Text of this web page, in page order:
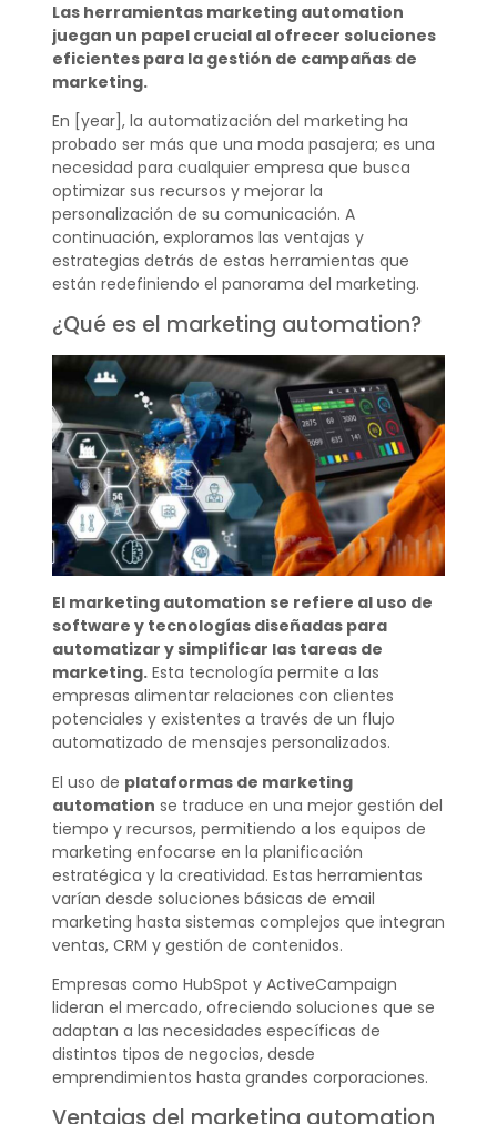
Las herramientas marketing automation
juegan un papel crucial al ofrecer soluciones
eficientes para la gestión de campañas de
marketing.
En [year], la automatización del marketing ha
probado ser más que una moda pasajera; es una
necesidad para cualquier empresa que busca
optimizar sus recursos y mejorar la
personalización de su comunicación. A
continuación, exploramos las ventajas y
estrategias detrás de estas herramientas que
están redefiniendo el panorama del marketing.
¿Qué es el marketing automation?
El marketing automation se refiere al uso de
software y tecnologías diseñadas para
automatizar y simplificar las tareas de
marketing.Esta tecnología permite a las
empresas alimentar relaciones con clientes
potenciales y existentes a través de un flujo
automatizado de mensajes personalizados.
El uso de plataformas de marketing
automation se traduce en una mejor gestión del
tiempo y recursos, permitiendo a los equipos de
marketing enfocarse en la planificación
estratégica y la creatividad. Estas herramientas
varían desde soluciones básicas de email
marketing hasta sistemas complejos que integran
ventas, CRM y gestión de contenidos.
Empresas como HubSpot y ActiveCampaign
lideran el mercado, ofreciendo soluciones que se
adaptan a las necesidades específicas de
distintos tipos de negocios, desde
emprendimientos hasta grandes corporaciones.
Ventajas del marketing automation